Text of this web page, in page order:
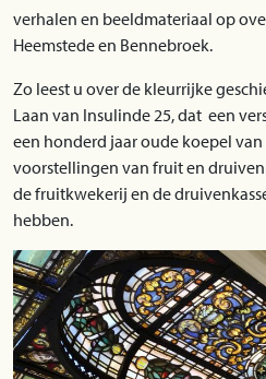
verhalen en beeldmateriaal op
Heemstede en Bennebroek.
Zo leest u over de kleurrijke
Laan van Insulinde 25, dat een
een honderd jaar oude koepel
voorstellingen van fruit en
de fruitkwekerij en de
hebben.